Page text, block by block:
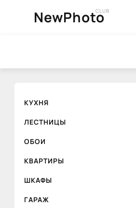
NewPhoto
CLUB
КУХНЯ
ЛЕСТНИЦЫ
ОБОИ
КВАРТИРЫ
ШКАФЫ
ГАРАЖ